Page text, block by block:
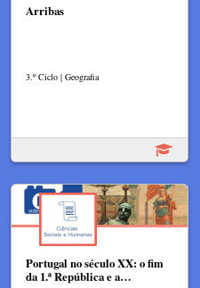
Arribas
3.º Ciclo | Geografia
Portugal no século XX: o fim
da 1.ª República e a…